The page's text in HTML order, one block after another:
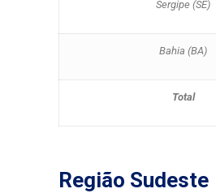
Sergipe (SE)
Bahia (BA)
Total
Região Sudeste